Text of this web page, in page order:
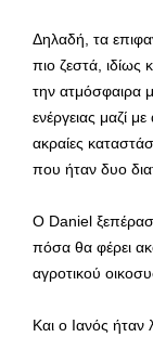
Δηλαδή, τα
πιο ζεστά, ιδίως
την ατμόσφαιρα
ενέργειας μαζί
ακραίες
που ήταν δυο
Ο Daniel
πόσα θα φέρει
αγροτικού
Και ο Ιανός ήταν